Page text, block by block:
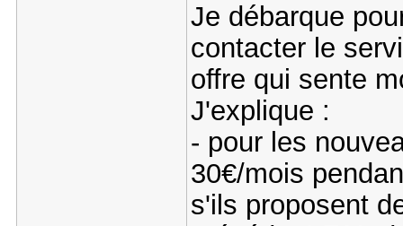
Je débarque
contacter le
offre qui sente
J'explique :
- pour les
30€/mois
s'ils proposent